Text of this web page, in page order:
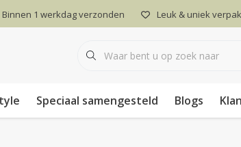
Binnen 1 werkdag verzonden Leuk & uniek
Speciaal samengesteld Blogs